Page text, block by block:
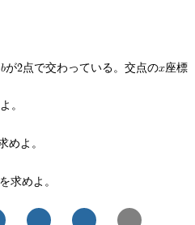
が2点で交わっている。交点のx座標
。
めよ。
求めよ。